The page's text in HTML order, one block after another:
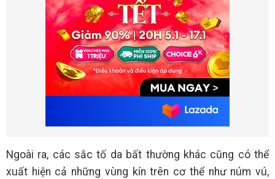
Ngoài ra, các sắc tố da bất thường khác cũng có thể
xuất hiện cả những vùng kín trên cơ thể như núm vú,